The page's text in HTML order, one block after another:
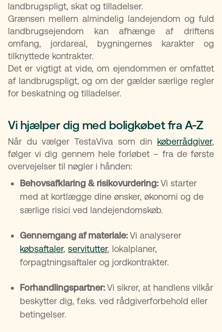
landbrugspligt, skat og tilladelser.
Grænsen mellem almindelig landejendom og fuld
landbrugsejendom kan afhænge af driftens
omfang, jordareal, bygningernes karakter og
tilknyttede kontrakter.
Det er vigtigt at vide, om ejendommen er omfattet
af landbrugspligt, og om der gælder særlige regler
for beskatning og tilladelser.
Vi hjælper dig med boligkøbet fra A-Z
Når du vælger TestaViva som din køberrådgiver,
følger vi dig gennem hele forløbet – fra de første
overvejelser til nøgler i hånden:
Behovsafklaring & risikovurdering:Vi starter
med at kortlægge dine ønsker, økonomi og de
særlige risici ved landejendomskøb.
Gennemgang af materiale:Vi analyserer
købsaftaler, servitutter, lokalplaner,
forpagtningsaftaler og jordkontrakter.
Forhandlingspartner:Vi sikrer, at handlens vilkår
beskytter dig, f.eks. ved rådgiverforbehold eller
betingelser.